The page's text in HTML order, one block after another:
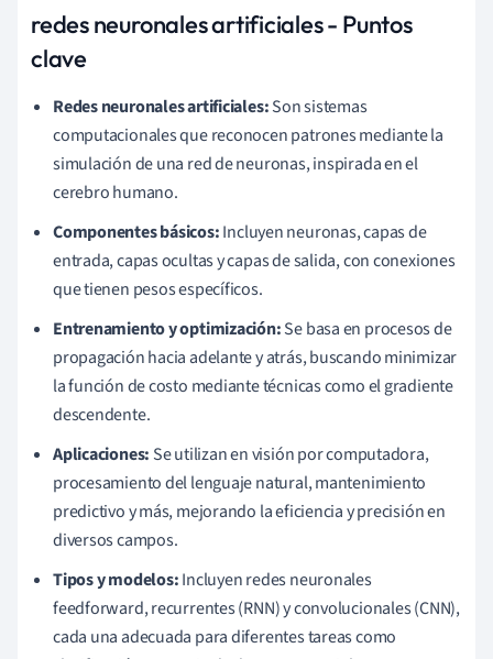
redes neuronales artificiales - Puntos
clave
Redes neuronales artificiales:Son sistemas
computacionales que reconocen patrones mediante la
simulación de una red de neuronas, inspirada en el
cerebro humano.
Componentes básicos:Incluyen neuronas, capas de
entrada, capas ocultas y capas de salida, con conexiones
que tienen pesos específicos.
Entrenamiento y optimización:Se basa en procesos de
propagación hacia adelante y atrás, buscando minimizar
la función de costo mediante técnicas como el gradiente
descendente.
Aplicaciones: Se utilizan en visión por computadora,
procesamiento del lenguaje natural, mantenimiento
predictivo y más, mejorando la eficiencia y precisión en
diversos campos.
Tipos y modelos:Incluyen redes neuronales
feedforward, recurrentes (RNN) y convolucionales (CNN),
cada una adecuada para diferentes tareas como